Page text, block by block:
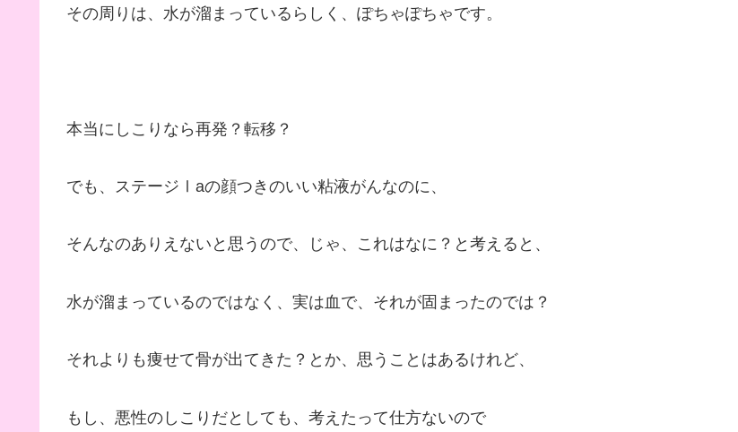
その周りは、水が溜まっているらしく、ぽちゃぽちゃです。
本当にしこりなら再発？転移？
でも、ステージⅠaの顔つきのいい粘液がんなのに、
そんなのありえないと思うので、じゃ、これはなに？と考えると、
水が溜まっているのではなく、実は血で、それが固まったのでは？
それよりも痩せて骨が出てきた？とか、思うことはあるけれど、
もし、悪性のしこりだとしても、考えたって仕方ないので